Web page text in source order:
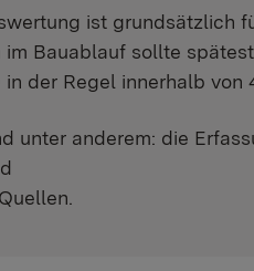
ist grundsätzlich
Bauablauf sollte
der Regel innerhalb von
unter anderem: die